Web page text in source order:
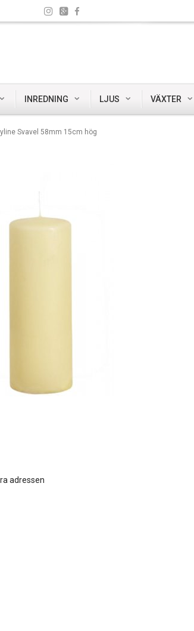
INREDNING LJUS VÄXTER
Svavel 58mm 15cm hög
adressen